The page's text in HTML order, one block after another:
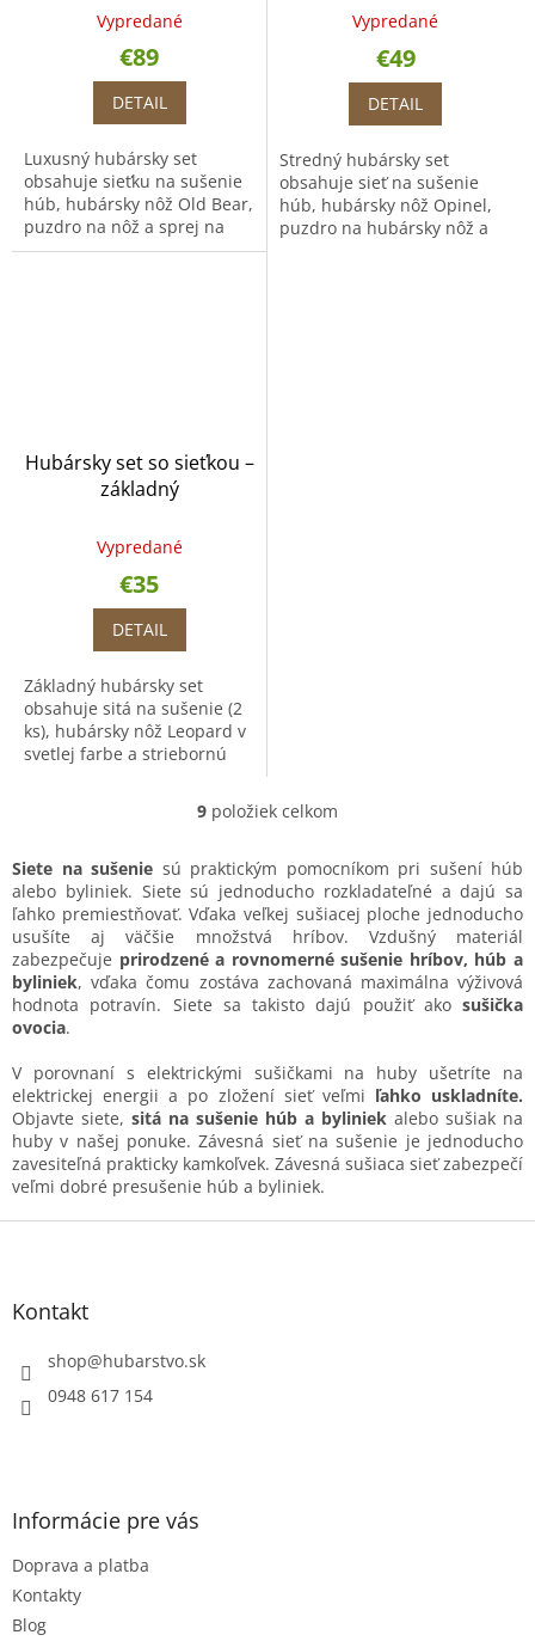
Vypredané
€89
DETAIL
Luxusný hubársky set
obsahuje sieťku na sušenie
húb, hubársky nôž Old Bear,
puzdro na nôž a sprej na
medvede.
Vypredané
€49
DETAIL
Stredný hubársky set
obsahuje sieť na sušenie
húb, hubársky nôž Opinel,
puzdro na hubársky nôž a
Hubársky set so sieťkou –
základný
Vypredané
€35
DETAIL
Základný hubársky set
obsahuje sitá na sušenie (2
ks), hubársky nôž Leopard v
svetlej farbe a striebornú
O
l
á
d
a
c
i
e
v
k
y
v
ý
p
i
s
9 položiek celkom
Siete na sušenie sú praktickým pomocníkom pri sušení húb
alebo byliniek. Siete sú jednoducho rozkladateľné a dajú sa
ľahko premiestňovať. Vďaka veľkej sušiacej ploche jednoducho
usušíte aj väčšie množstvá hríbov. Vzdušný materiál
zabezpečuje prirodzené a rovnomerné sušenie hríbov, húb a
byliniek, vďaka čomu zostáva zachovaná maximálna výživová
hodnota potravín. Siete sa takisto dajú použiť ako sušička
ovocia.
V porovnaní s elektrickými sušičkami na huby ušetríte na
elektrickej energii a po zložení sieť veľmi ľahko uskladníte.
Objavte siete, sitá na sušenie húb a byliniek alebo sušiak na
huby v našej ponuke. Závesná sieť na sušenie je jednoducho
zavesiteľná prakticky kamkoľvek. Závesná sušiaca sieť zabezpečí
veľmi dobré presušenie húb a byliniek.
Z
Kontakt
shop@hubarstvo.sk
0948 617 154
Informácie pre vás
Doprava a platba
Kontakty
Blog